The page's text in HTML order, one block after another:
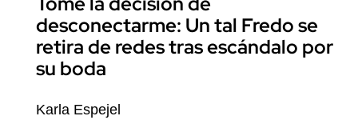
desconectarme: Un tal Fredo se
retira de redes tras escándalo por
su boda
Karla Espejel